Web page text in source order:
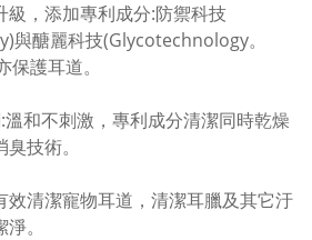
級，添加專利成分:防禦科技
醣麗科技(Glycotechnology。
保護耳道。
和不刺激，專利成分清潔同時乾燥
技術。
清潔寵物耳道，清潔耳臘及其它汙
。